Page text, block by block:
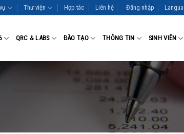
Thư viện Hợp tác Liên hệ Đăng nhập
QRC & LABS ĐÀO TẠO THÔNG TIN SINH VIÊN